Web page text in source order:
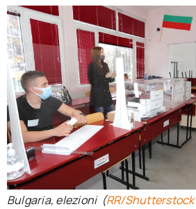
Chi siamo
Cerca
per:
Newsletter
Ita
Bulgaria, elezioni (RR/Shutterstock